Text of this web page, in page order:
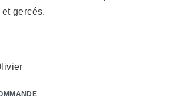
gercés.